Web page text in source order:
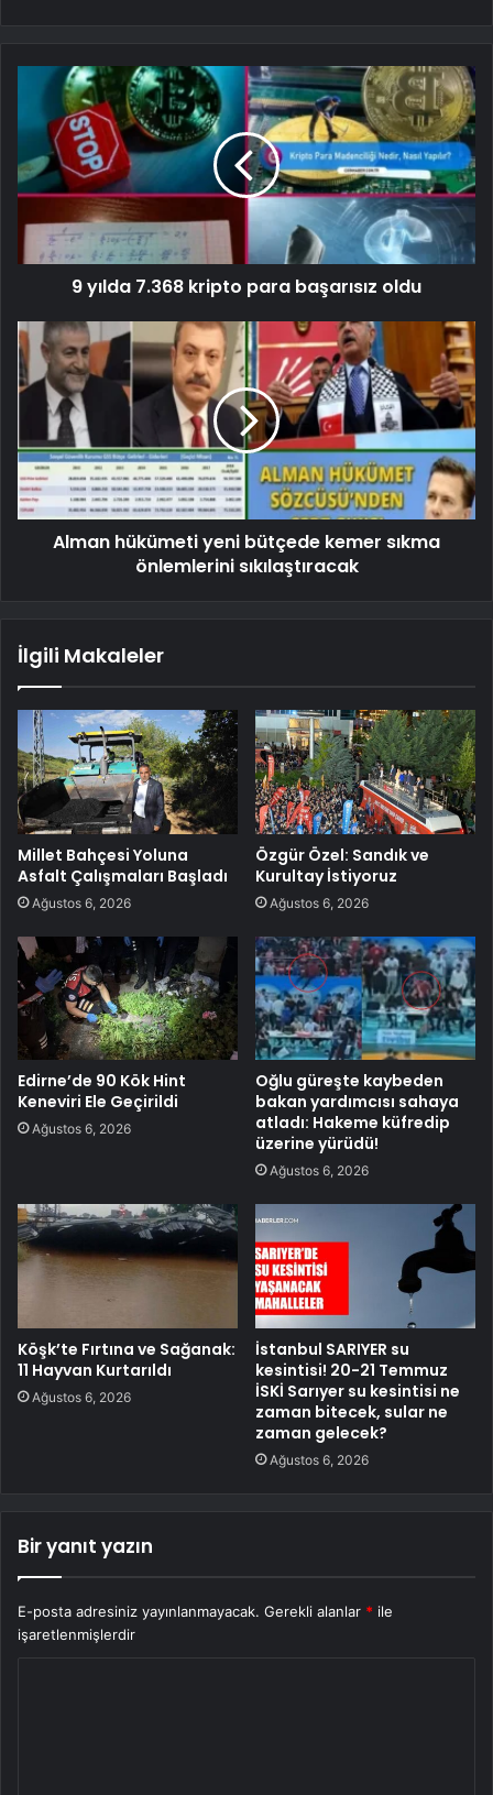
9 yılda 7.368 kripto para başarısız oldu
Alman hükümeti yeni bütçede kemer sıkma
önlemlerini sıkılaştıracak
İlgili Makaleler
Millet Bahçesi Yoluna
Asfalt Çalışmaları Başladı
Ağustos 6, 2026
Özgür Özel: Sandık ve
Kurultay İstiyoruz
Ağustos 6, 2026
Edirne’de 90 Kök Hint
Keneviri Ele Geçirildi
Ağustos 6, 2026
Oğlu güreşte kaybeden
bakan yardımcısı sahaya
atladı: Hakeme küfredip
üzerine yürüdü!
Ağustos 6, 2026
Köşk’te Fırtına ve Sağanak:
11 Hayvan Kurtarıldı
Ağustos 6, 2026
İstanbul SARIYER su
kesintisi! 20-21 Temmuz
İSKİ Sarıyer su kesintisi ne
zaman bitecek, sular ne
zaman gelecek?
Ağustos 6, 2026
Bir yanıt yazın
E-posta adresiniz yayınlanmayacak. Gerekli alanlar * ile
işaretlenmişlerdir